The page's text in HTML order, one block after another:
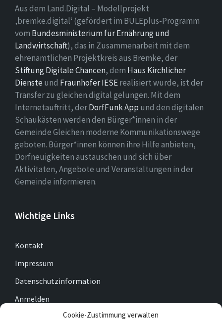
Cookie-Zustimmung verwalten
Aus dem Land.Digital – Modellprojekt
‚bremke.digital‘ (gefördert im BULEplus-Programm
vom Bundesministerium für Ernährung und
Landwirtschaft), das in Zusammenarbeit mit dem
ehrenamtlichen Projektkreis aus Bremke, der
Stiftung Digitale Chancen, dem Haus Kirchlicher
Dienste und Fraunhofer IESErealisiert wurde, ist der
Transfer zu gleichen.digital gelungen. Mit dem
Internetauftritt, derDorfFunk App und den digitalen
Schaukästen werden den Bürger*innen in der
Gemeinde Gleichen moderne Kommunikationswege
geboten. Bürger*innen können ihre Hilfe anbieten,
Dorfneuigkeiten austauschen und sich über
Aktivitäten, Angebote und Veranstaltungen in der
Gemeinde informieren.
Wichtige Links
Kontakt
Impressum
Datenschutzinformation
Anmelden
Cookie-Richtlinie (EU)